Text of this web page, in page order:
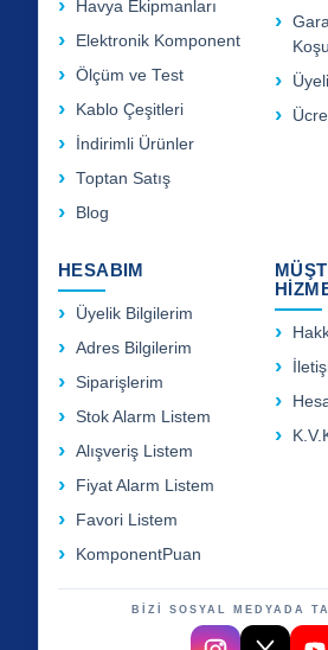
Havya Ekipmanları
Elektronik Komponent
Ölçüm ve Test
Kablo Çeşitleri
İndirimli Ürünler
Toptan Satış
Blog
HESABIM
Üyelik Bilgilerim
Adres Bilgilerim
Siparişlerim
Stok Alarm Listem
Alışveriş Listem
Fiyat Alarm Listem
Favori Listem
KomponentPuan
BİZİ SOSYAL MEDYADA